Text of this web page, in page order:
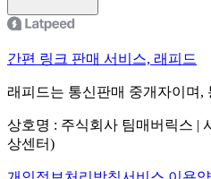
간편 링크 판매 서비스, 래피드
래피드는 통신판매 중개자이며,
상호명 : 주식회사 팀매버릭스 |
상센터)